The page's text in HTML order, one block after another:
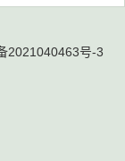
2021040463号-3